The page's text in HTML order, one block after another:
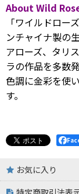
About Wild
「ワイルドロー
ンチャイナ製の
アローズ、タリ
ラの作品を多数
色調に金彩を使
す。
お気に入り